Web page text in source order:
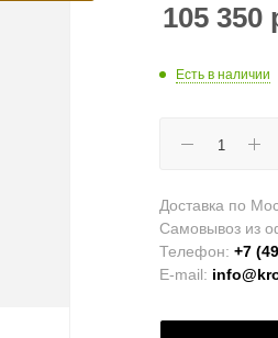
105 350
Есть в наличии
Доставка по
Самовывоз из
Телефон:+7
E-mail: